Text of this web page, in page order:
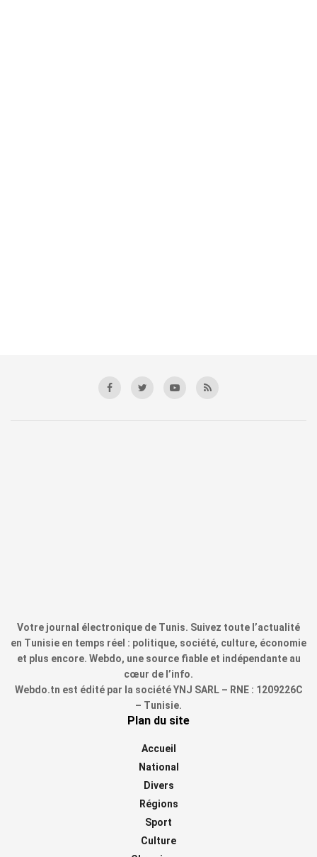
Votre journal électronique de Tunis. Suivez toute l’actualité
en Tunisie en temps réel : politique, société, culture, économie
et plus encore. Webdo, une source fiable et indépendante au
cœur de l’info.
Webdo.tn est édité par la société YNJ SARL – RNE : 1209226C
– Tunisie.
Plan du site
Accueil
National
Divers
Régions
Sport
Culture